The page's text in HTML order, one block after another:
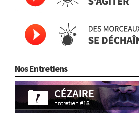
Nos Entretiens